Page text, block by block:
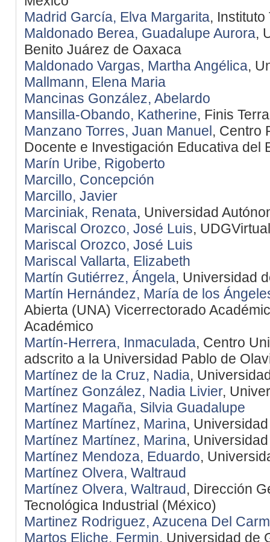
Madrid García, Elva Margarita,
Maldonado Berea, Guadalupe Aurora,
Benito Juárez de Oaxaca
Maldonado Vargas, Martha Angélica,
Mallmann, Elena Maria
Mancinas González, Abelardo
Mansilla-Obando, Katherine, Finis
Manzano Torres, Juan Manuel, Centro
Docente e Investigación Educativa del
Marín Uribe, Rigoberto
Marcillo, Concepción
Marcillo, Javier
Marciniak, Renata, Universidad
Mariscal Orozco, José Luis, UDGVirtual
Mariscal Orozco, José Luis
Mariscal Vallarta, Elizabeth
Martín Gutiérrez, Ángela, Universidad
Martín Hernández, María de los
Abierta (UNA) Vicerrectorado
Académico
Martín-Herrera, Inmaculada, Centro
adscrito a la Universidad Pablo de
Martínez de la Cruz, Nadia,
Martínez González, Nadia Livier,
Martínez Magaña, Silvia Guadalupe
Martínez Martínez, Marina,
Martínez Martínez, Marina,
Martínez Mendoza, Eduardo,
Martínez Olvera, Waltraud
Martínez Olvera, Waltraud, Dirección
Tecnológica Industrial (México)
Martinez Rodriguez, Azucena Del
Martos Eliche, Fermin, Universidad de